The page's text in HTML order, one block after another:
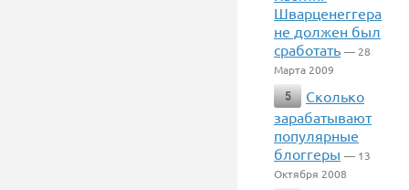
Шварценеггера
не должен был
сработать — 28
Марта 2009
5
Сколько
зарабатывают
популярные
блоггеры — 13
Октября 2008